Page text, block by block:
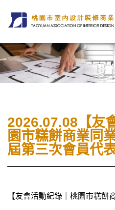
2026.07.08【友
園市糕餅商業同
屆第三次會員代
【友會活動紀錄｜桃園市糕餅